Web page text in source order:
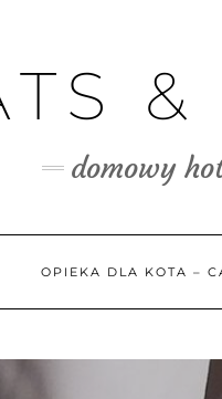
domowy
OPIEKA DLA KOTA –